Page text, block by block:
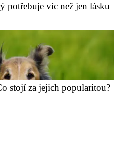
potřebuje víc než jen lásku
stojí za jejich popularitou?